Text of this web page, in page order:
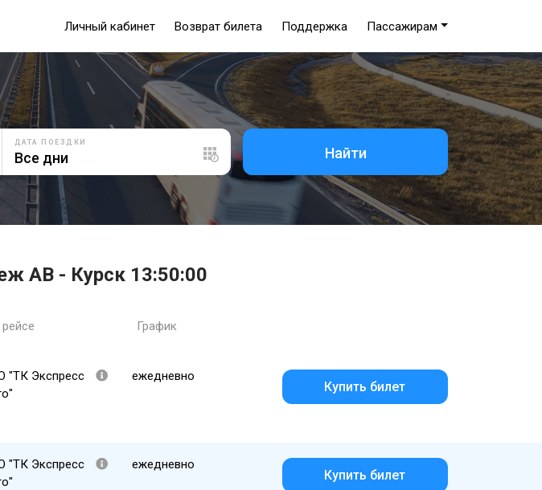
Личный кабинет Возврат билета Поддержка Пассажирам
ДАТА ПОЕЗДКИ
Найти
АВ - Курск 13:50:00
График
"ТК Экспресс
ежедневно
Купить билет
"ТК Экспресс
ежедневно
Купить билет